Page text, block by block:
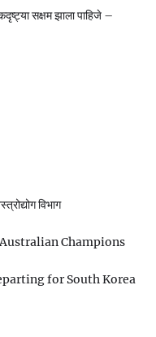
सक्षम झाला पाहिजे –
विभाग
Champions
for South Korea